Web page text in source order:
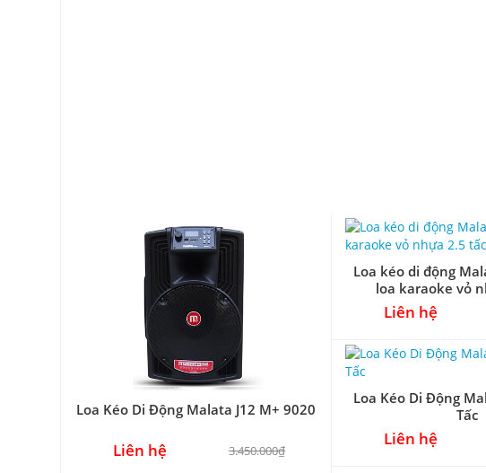
Loa Kéo Di Động Malata J12 M+ 9020
Loa Kéo Di Động Malata J12 M+ 9020
Liên hệ 3.450.000₫
Loa kéo di động
loa karaoke vỏ
Liên hệ
Loa Kéo Di Động
Loa Kéo Di Động
Tấc
Liên hệ